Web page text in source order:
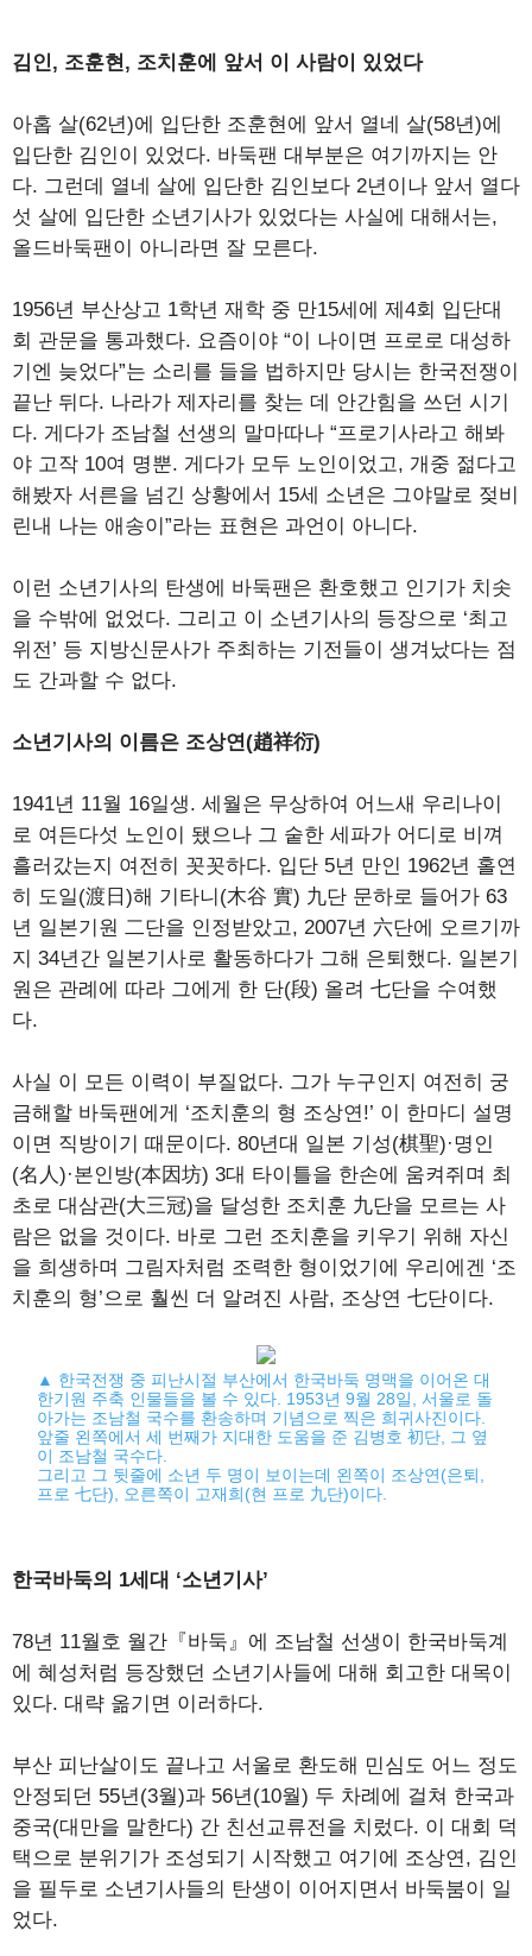
김인, 조훈현, 조치훈에 앞서 이 사람이 있었다
아홉 살(62년)에 입단한 조훈현에 앞서 열네 살(58년)에
입단한 김인이 있었다. 바둑팬 대부분은 여기까지는 안
다. 그런데 열네 살에 입단한 김인보다 2년이나 앞서 열다
섯 살에 입단한 소년기사가 있었다는 사실에 대해서는,
올드바둑팬이 아니라면 잘 모른다.
1956년 부산상고 1학년 재학 중 만15세에 제4회 입단대
회 관문을 통과했다. 요즘이야 “이 나이면 프로로 대성하
기엔 늦었다”는 소리를 들을 법하지만 당시는 한국전쟁이
끝난 뒤다. 나라가 제자리를 찾는 데 안간힘을 쓰던 시기
다. 게다가 조남철 선생의 말마따나 “프로기사라고 해봐
야 고작 10여 명뿐. 게다가 모두 노인이었고, 개중 젊다고
해봤자 서른을 넘긴 상황에서 15세 소년은 그야말로 젖비
린내 나는 애송이”라는 표현은 과언이 아니다.
이런 소년기사의 탄생에 바둑팬은 환호했고 인기가 치솟
을 수밖에 없었다. 그리고 이 소년기사의 등장으로 ‘최고
위전’ 등 지방신문사가 주최하는 기전들이 생겨났다는 점
도 간과할 수 없다.
소년기사의 이름은 조상연(趙祥衍)
1941년 11월 16일생. 세월은 무상하여 어느새 우리나이
로 여든다섯 노인이 됐으나 그 숱한 세파가 어디로 비껴
흘러갔는지 여전히 꼿꼿하다. 입단 5년 만인 1962년 홀연
히 도일(渡日)해 기타니(木谷 實) 九단 문하로 들어가 63
년 일본기원 二단을 인정받았고, 2007년 六단에 오르기까
지 34년간 일본기사로 활동하다가 그해 은퇴했다. 일본기
원은 관례에 따라 그에게 한 단(段) 올려 七단을 수여했
다.
사실 이 모든 이력이 부질없다. 그가 누구인지 여전히 궁
금해할 바둑팬에게 ‘조치훈의 형 조상연!’ 이 한마디 설명
이면 직방이기 때문이다. 80년대 일본 기성(棋聖)·명인
(名人)·본인방(本因坊) 3대 타이틀을 한손에 움켜쥐며 최
초로 대삼관(大三冠)을 달성한 조치훈 九단을 모르는 사
람은 없을 것이다. 바로 그런 조치훈을 키우기 위해 자신
을 희생하며 그림자처럼 조력한 형이었기에 우리에겐 ‘조
치훈의 형’으로 훨씬 더 알려진 사람, 조상연 七단이다.
▲ 한국전쟁 중 피난시절 부산에서 한국바둑 명맥을 이어온 대
한기원 주축 인물들을 볼 수 있다. 1953년 9월 28일, 서울로 돌
아가는 조남철 국수를 환송하며 기념으로 찍은 희귀사진이다.
앞줄 왼쪽에서 세 번째가 지대한 도움을 준 김병호 初단, 그 옆
이 조남철 국수다.
그리고 그 뒷줄에 소년 두 명이 보이는데 왼쪽이 조상연(은퇴,
프로 七단), 오른쪽이 고재희(현 프로 九단)이다.
한국바둑의 1세대 ‘소년기사’
78년 11월호 월간『바둑』에 조남철 선생이 한국바둑계
에 혜성처럼 등장했던 소년기사들에 대해 회고한 대목이
있다. 대략 옮기면 이러하다.
부산 피난살이도 끝나고 서울로 환도해 민심도 어느 정도
안정되던 55년(3월)과 56년(10월) 두 차례에 걸쳐 한국과
중국(대만을 말한다) 간 친선교류전을 치렀다. 이 대회 덕
택으로 분위기가 조성되기 시작했고 여기에 조상연, 김인
을 필두로 소년기사들의 탄생이 이어지면서 바둑붐이 일
었다.